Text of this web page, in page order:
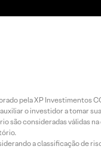
pela XP Investimentos
o investidor a tomar
são consideradas válidas
a classificação de